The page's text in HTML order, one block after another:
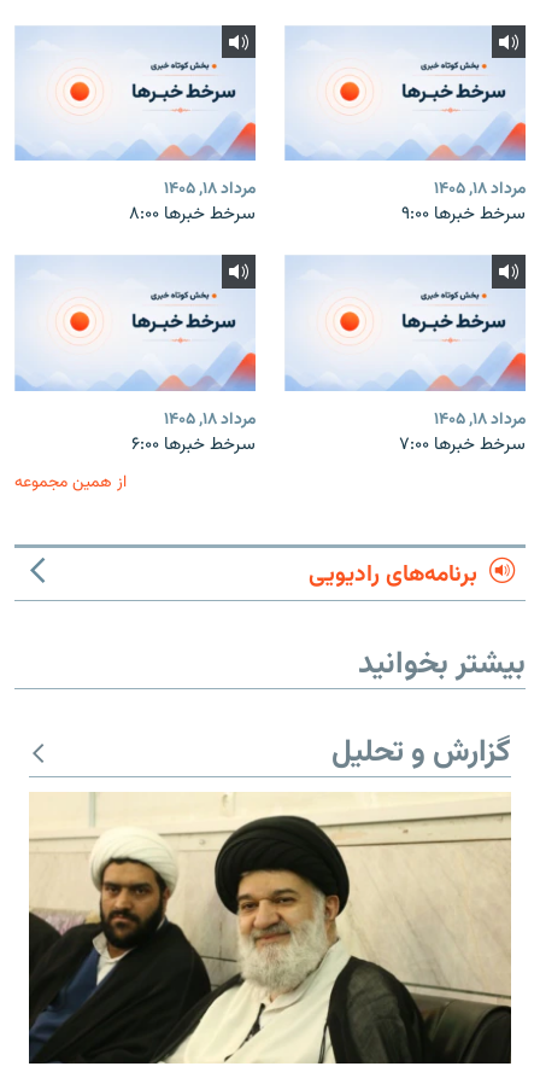
مرداد ۱۸, ۱۴۰۵
سرخط خبرها ۹:۰۰
مرداد ۱۸, ۱۴۰۵
سرخط خبرها ۸:۰۰
مرداد ۱۸, ۱۴۰۵
سرخط خبرها ۷:۰۰
مرداد ۱۸, ۱۴۰۵
سرخط خبرها ۶:۰۰
از همین مجموعه
برنامه‌های رادیویی
بیشتر بخوانید
گزارش و تحلیل